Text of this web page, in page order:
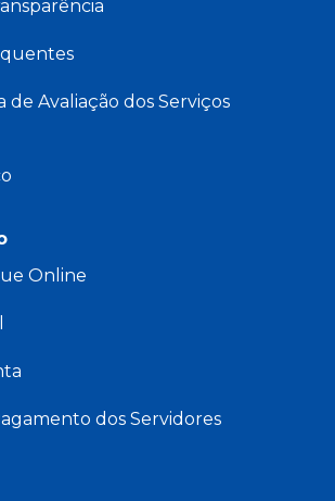
de Avaliação dos Serviços
Online
dos Servidores